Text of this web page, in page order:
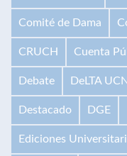
Comité de Dama
CRUCH Cuenta
Debate DeLTA
Destacado DGE
Ediciones